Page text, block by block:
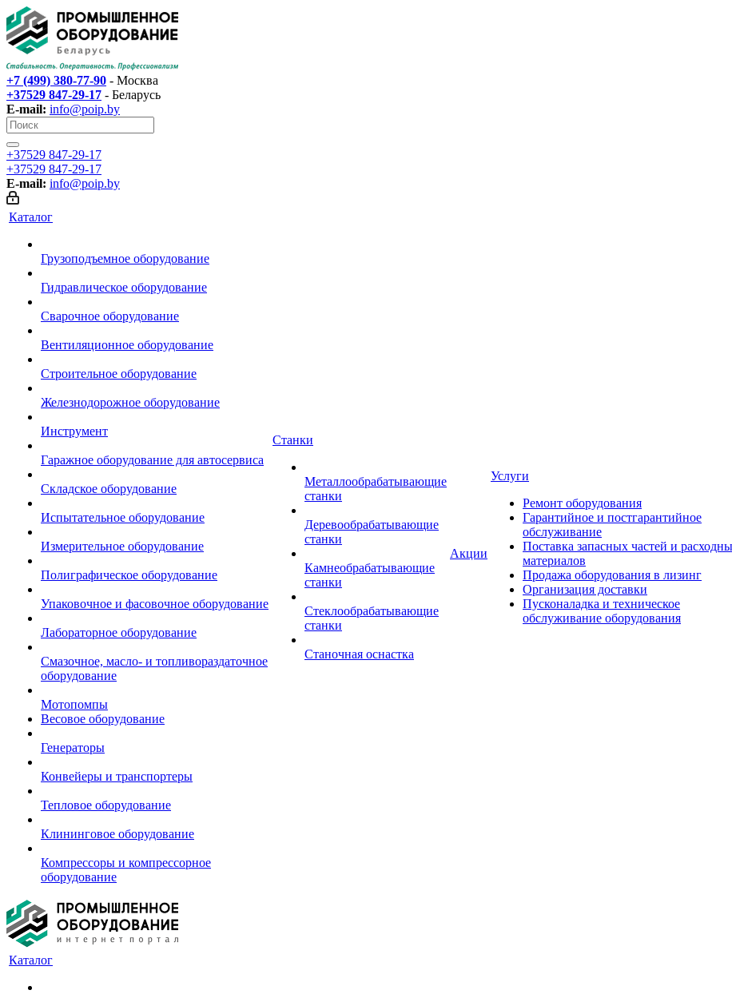
+7 (499) 380-77-90 - Москва
+37529 847-29-17‬ - Беларусь
E-mail: info@poip.by
+37529 847-29-17‬
+37529 847-29-17‬
E-mail: info@poip.by
Каталог
Грузоподъемное оборудование
Гидравлическое оборудование
Сварочное оборудование
Вентиляционное оборудование
Строительное оборудование
Железнодорожное оборудование
Инструмент
Гаражное оборудование для автосервиса
Складское оборудование
Испытательное оборудование
Измерительное оборудование
Полиграфическое оборудование
Упаковочное и фасовочное оборудование
Лабораторное оборудование
Смазочное, масло- и топливораздаточное
оборудование
Мотопомпы
Весовое оборудование
Генераторы
Конвейеры и транспортеры
Тепловое оборудование
Клининговое оборудование
Компрессоры и компрессорное
оборудование
Станки
Металлообрабатывающие
станки
Деревообрабатывающие
станки
Камнеобрабатывающие
станки
Стеклообрабатывающие
станки
Станочная оснастка
Акции
Услуги
Ремонт оборудования
Гарантийное и постгарантийное
обслуживание
Поставка запасных частей и
материалов
Продажа оборудования в лизинг
Организация доставки
Пусконаладка и техническое
обслуживание оборудования
Каталог